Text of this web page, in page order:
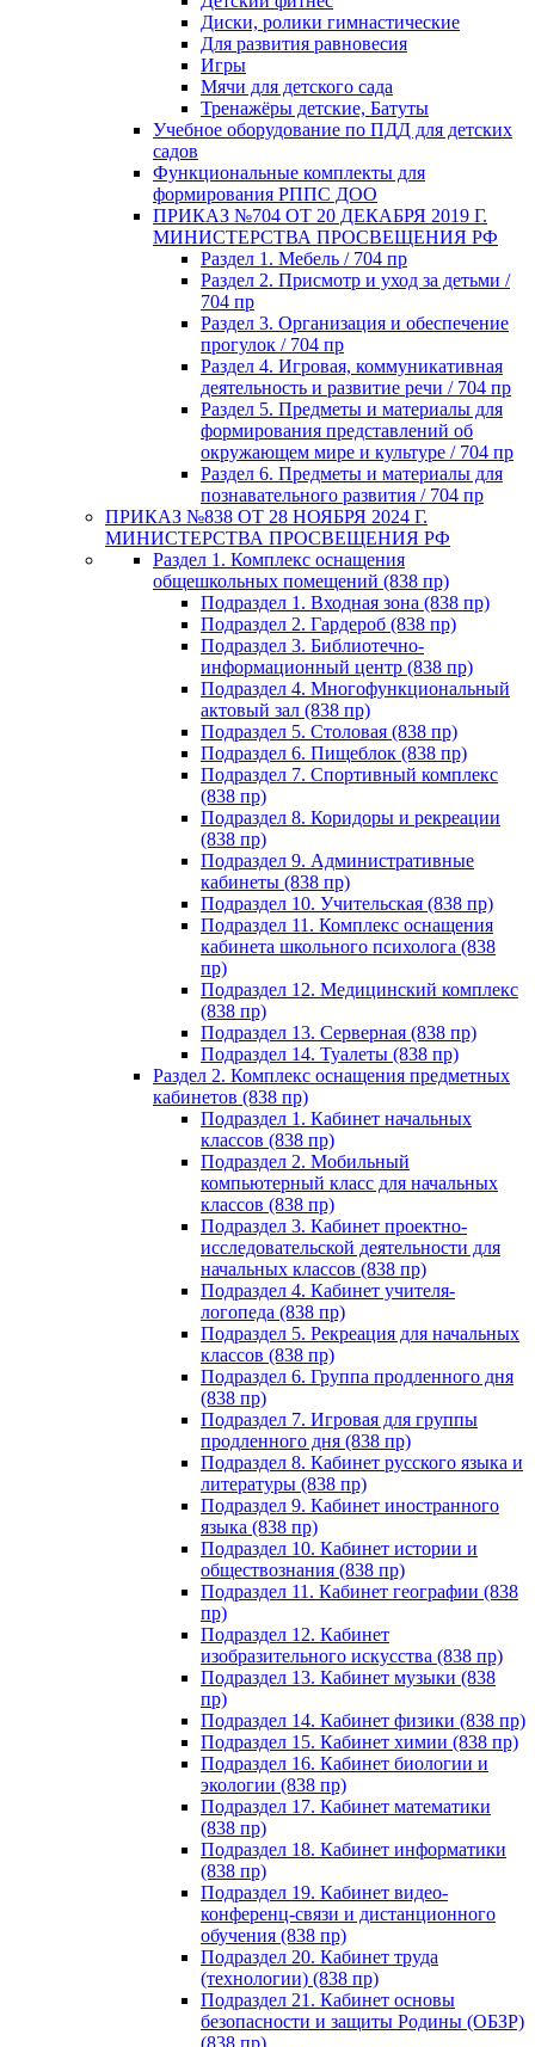
Диски, ролики гимнастические
Для развития равновесия
Игры
Мячи для детского сада
Тренажёры детские, Батуты
Учебное оборудование по ПДД для детских
садов
Функциональные комплекты для
формирования РППС ДОО
ПРИКАЗ №704 ОТ 20 ДЕКАБРЯ 2019 Г.
МИНИСТЕРСТВА ПРОСВЕЩЕНИЯ РФ
Раздел 1. Мебель / 704 пр
Раздел 2. Присмотр и уход за детьми /
704 пр
Раздел 3. Организация и обеспечение
прогулок / 704 пр
Раздел 4. Игровая, коммуникативная
деятельность и развитие речи / 704 пр
Раздел 5. Предметы и материалы для
формирования представлений об
окружающем мире и культуре / 704 пр
Раздел 6. Предметы и материалы для
познавательного развития / 704 пр
ПРИКАЗ №838 ОТ 28 НОЯБРЯ 2024 Г.
МИНИСТЕРСТВА ПРОСВЕЩЕНИЯ РФ
Раздел 1. Комплекс оснащения
общешкольных помещений (838 пр)
Подраздел 1. Входная зона (838 пр)
Подраздел 2. Гардероб (838 пр)
Подраздел 3. Библиотечно-
информационный центр (838 пр)
Подраздел 4. Многофункциональный
актовый зал (838 пр)
Подраздел 5. Столовая (838 пр)
Подраздел 6. Пищеблок (838 пр)
Подраздел 7. Спортивный комплекс
(838 пр)
Подраздел 8. Коридоры и рекреации
(838 пр)
Подраздел 9. Административные
кабинеты (838 пр)
Подраздел 10. Учительская (838 пр)
Подраздел 11. Комплекс оснащения
кабинета школьного психолога (838
пр)
Подраздел 12. Медицинский комплекс
(838 пр)
Подраздел 13. Серверная (838 пр)
Подраздел 14. Туалеты (838 пр)
Раздел 2. Комплекс оснащения предметных
кабинетов (838 пр)
Подраздел 1. Кабинет начальных
классов (838 пр)
Подраздел 2. Мобильный
компьютерный класс для начальных
классов (838 пр)
Подраздел 3. Кабинет проектно-
исследовательской деятельности для
начальных классов (838 пр)
Подраздел 4. Кабинет учителя-
логопеда (838 пр)
Подраздел 5. Рекреация для начальных
классов (838 пр)
Подраздел 6. Группа продленного дня
(838 пр)
Подраздел 7. Игровая для группы
продленного дня (838 пр)
Подраздел 8. Кабинет русского языка и
литературы (838 пр)
Подраздел 9. Кабинет иностранного
языка (838 пр)
Подраздел 10. Кабинет истории и
обществознания (838 пр)
Подраздел 11. Кабинет географии (838
пр)
Подраздел 12. Кабинет
изобразительного искусства (838 пр)
Подраздел 13. Кабинет музыки (838
пр)
Подраздел 14. Кабинет физики (838 пр)
Подраздел 15. Кабинет химии (838 пр)
Подраздел 16. Кабинет биологии и
экологии (838 пр)
Подраздел 17. Кабинет математики
(838 пр)
Подраздел 18. Кабинет информатики
(838 пр)
Подраздел 19. Кабинет видео-
конференц-связи и дистанционного
обучения (838 пр)
Подраздел 20. Кабинет труда
(технологии) (838 пр)
Подраздел 21. Кабинет основы
безопасности и защиты Родины (ОБЗР)
(838 пр)